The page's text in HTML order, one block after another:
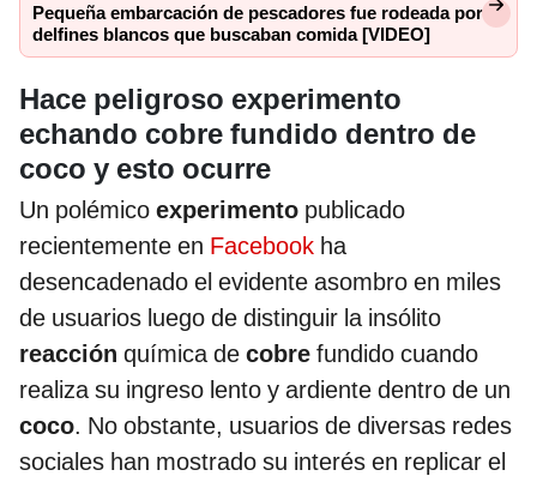
Pequeña embarcación de pescadores fue rodeada por
delfines blancos que buscaban comida [VIDEO]
Hace peligroso experimento
echando cobre fundido dentro de
coco y esto ocurre
Un polémico experimento publicado
recientemente en Facebook ha
desencadenado el evidente asombro en miles
de usuarios luego de distinguir la insólito
reacción química de cobre fundido cuando
realiza su ingreso lento y ardiente dentro de un
coco. No obstante, usuarios de diversas redes
sociales han mostrado su interés en replicar el